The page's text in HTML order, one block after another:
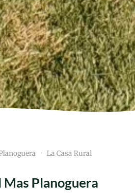
La Casa Rural
Mas Planoguera